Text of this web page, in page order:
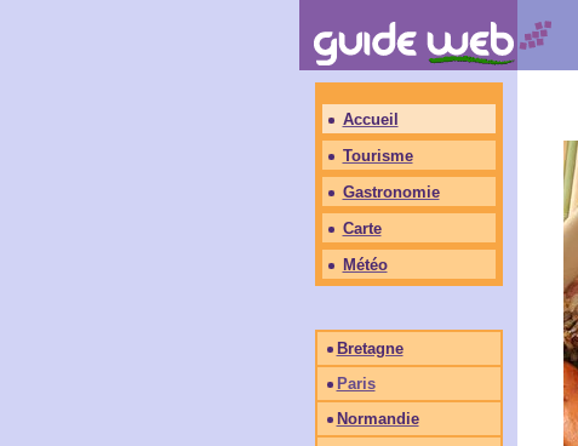
Accueil
Tourisme
Gastronomie
Carte
Météo
Bretagne
Paris
Normandie